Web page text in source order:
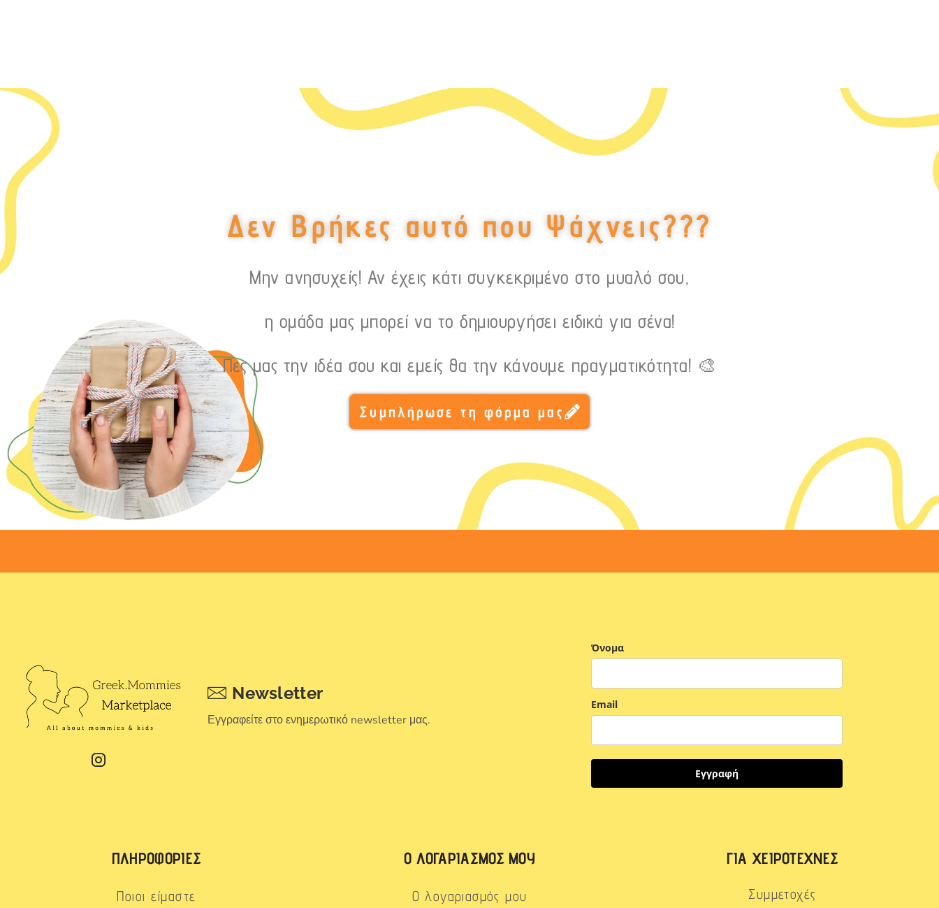
Δεν Βρήκες αυτό που Ψάχνεις???
Μην ανησυχείς! Αν έχεις κάτι συγκεκριμένο στο μυαλό σου,
η ομάδα μας μπορεί να το δημιουργήσει ειδικά για σένα!
Πες μας την ιδέα σου και εμείς θα την κάνουμε πραγματικότητα! 🎨
Συμπλήρωσε τη φόρμα μας
Newsletter
Εγγραφείτε στο ενημερωτικό newsletter μας.
Όνομα
Email
Εγγραφή
ΠΛΗΡΟΦΟΡΊΕΣ
Ποιοι είμαστε
Ο ΛΟΓΑΡΙΑΣΜΌΣ ΜΟΥ
Ο λογαριασμός μου
ΓΙΑ ΧΕΙΡΟΤΈΧΝΕΣ
Συμμετοχές